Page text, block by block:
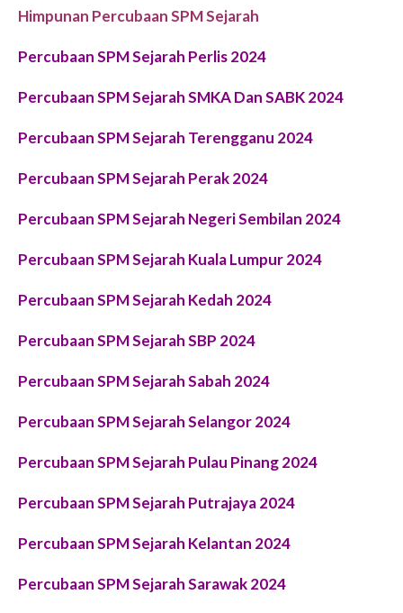
Himpunan Percubaan SPM Sejarah
Percubaan SPM Sejarah Perlis 2024
Percubaan SPM Sejarah SMKA Dan SABK 2024
Percubaan SPM Sejarah Terengganu 2024
Percubaan SPM Sejarah Perak 2024
Percubaan SPM Sejarah Negeri Sembilan 2024
Percubaan SPM Sejarah Kuala Lumpur 2024
Percubaan SPM Sejarah Kedah 2024
Percubaan SPM Sejarah SBP 2024
Percubaan SPM Sejarah Sabah 2024
Percubaan SPM Sejarah Selangor 2024
Percubaan SPM Sejarah Pulau Pinang 2024
Percubaan SPM Sejarah Putrajaya 2024
Percubaan SPM Sejarah Kelantan 2024
Percubaan SPM Sejarah Sarawak 2024